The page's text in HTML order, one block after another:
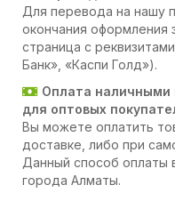
Для перевода на нашу
окончания оформления
страница с
Банк», «Каспи Голд»).
Оплата наличными
для оптовых
Вы можете оплатить
доставке, либо при
Данный способ оплаты
города Алматы.